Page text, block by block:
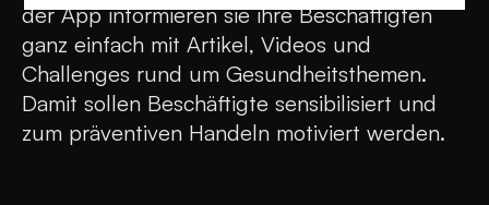
der App informieren sie ihre Beschäftigten
ganz einfach mit Artikel, Videos und
Challenges rund um Gesundheitsthemen.
Damit sollen Beschäftigte sensibilisiert und
zum präventiven Handeln motiviert werden.